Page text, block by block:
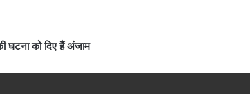
घटना को दिए हैं अंजाम